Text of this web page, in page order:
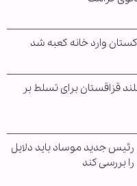
وارد خانه کعبه شد
قزاقستان برای تسلط بر
جدید موساد باید دلایل
بررسی کند